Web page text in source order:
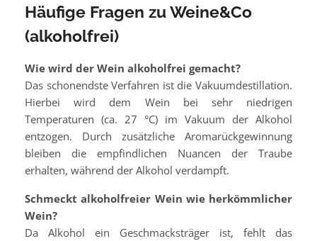
Häufige Fragen zu Weine&Co
(alkoholfrei)
Wie wird der Wein alkoholfrei gemacht?
Das schonendste Verfahren ist die Vakuumdestillation.
Hierbei wird dem Wein bei sehr niedrigen
Temperaturen (ca. 27 °C) im Vakuum der Alkohol
entzogen. Durch zusätzliche Aromarückgewinnung
bleiben die empfindlichen Nuancen der Traube
erhalten, während der Alkohol verdampft.
Schmeckt alkoholfreier Wein wie herkömmlicher
Wein?
Da Alkohol ein Geschmacksträger ist, fehlt das